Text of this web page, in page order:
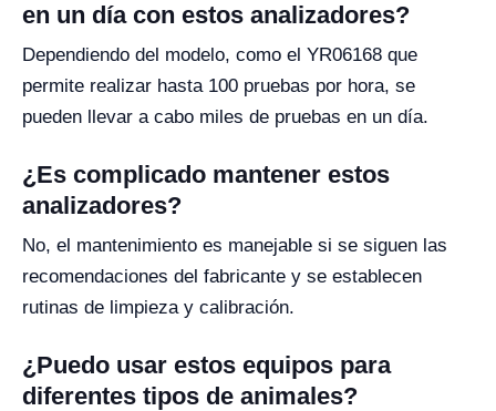
en un día con estos analizadores?
Dependiendo del modelo, como el YR06168 que
permite realizar hasta 100 pruebas por hora, se
pueden llevar a cabo miles de pruebas en un día.
¿Es complicado mantener estos
analizadores?
No, el mantenimiento es manejable si se siguen las
recomendaciones del fabricante y se establecen
rutinas de limpieza y calibración.
¿Puedo usar estos equipos para
diferentes tipos de animales?